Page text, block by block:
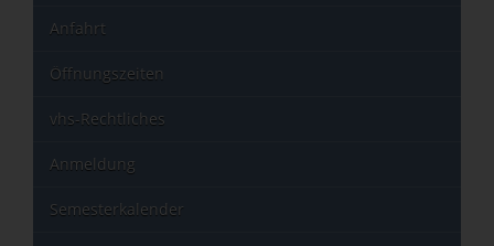
Anfahrt
Öffnungszeiten
vhs-Rechtliches
Anmeldung
Semesterkalender